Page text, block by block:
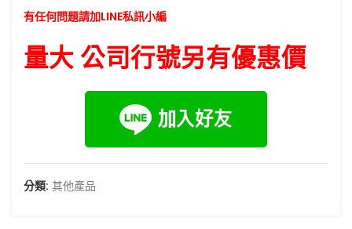
有任何問題請加LINE私訊小編
量大 公司行號另有優惠價
分類: 其他產品